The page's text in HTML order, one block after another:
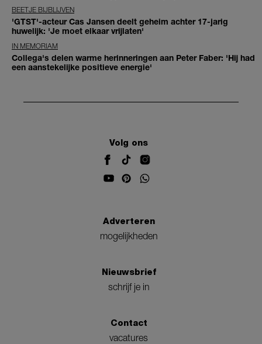
BEETJE BIJBLIJVEN
'GTST'-acteur Cas Jansen deelt geheim achter 17-jarig
huwelijk: 'Je moet elkaar vrijlaten'
IN MEMORIAM
Collega's delen warme herinneringen aan Peter Faber: 'Hij had
een aanstekelijke positieve energie'
Volg ons
Adverteren
mogelijkheden
Nieuwsbrief
schrijf je in
Contact
vacatures